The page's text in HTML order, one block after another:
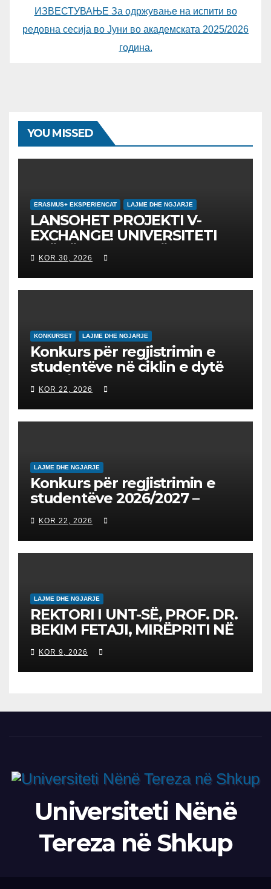
ИЗВЕСТУВАЊЕ За одржување на испити во
редовна сесија во Јуни во академската 2025/2026
година.
YOU MISSED
ERASMUS+ EKSPERIENCAT LAJME DHE NGJARJE
LANSOHET PROJEKTI V-
EXCHANGE! UNIVERSITETI
“NËNË TEREZA” NË SHKUP
UDHËHEQ NISMËN
NDËRKOMBËTARE PËR
EDUKIMIN DIGJITAL DHE
KOR 30, 2026
KONKURSET LAJME DHE NGJARJE
Konkurs për regjistrimin e
studentëve në ciklin e dytë
2026/2027 – Конкурс за
запишување на студенти
на втор циклус студии за
2026/2027
KOR 22, 2026
LAJME DHE NGJARJE
Konkurs për regjistrimin e
studentëve 2026/2027 –
Конкурс за запишување на
студенти за 2026/2027
KOR 22, 2026
LAJME DHE NGJARJE
REKTORI I UNT-SË, PROF. DR.
BEKIM FETAJI, MIRËPRITI NË
TAKIM ZYRTAR DREJTORIN E
SH.A MEPSO, DR. BURIM
LATIFIN
KOR 9, 2026
Universiteti Nënë
Tereza në Shkup